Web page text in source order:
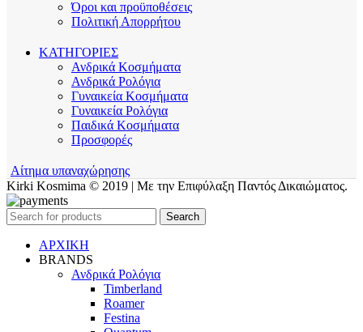
Όροι και προϋποθέσεις
Πολιτική Απορρήτου
ΚΑΤΗΓΟΡΙΕΣ
Ανδρικά Κοσμήματα
Ανδρικά Ρολόγια
Γυναικεία Κοσμήματα
Γυναικεία Ρολόγια
Παιδικά Κοσμήματα
Προσφορές
Αίτημα υπαναχώρησης
Kirki Kosmima © 2019 | Με την Επιφύλαξη Παντός Δικαιώματος.
Search
ΑΡΧΙΚΗ
BRANDS
Ανδρικά Ρολόγια
Timberland
Roamer
Festina